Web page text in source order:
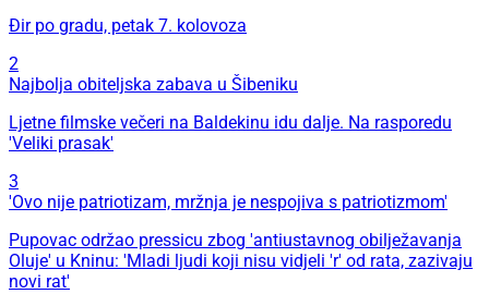
Đir po gradu, petak 7. kolovoza
2
Najbolja obiteljska zabava u Šibeniku
Ljetne filmske večeri na Baldekinu idu dalje. Na rasporedu
'Veliki prasak'
3
'Ovo nije patriotizam, mržnja je nespojiva s patriotizmom'
Pupovac održao pressicu zbog 'antiustavnog obilježavanja
Oluje' u Kninu: 'Mladi ljudi koji nisu vidjeli 'r' od rata, zazivaju
novi rat'